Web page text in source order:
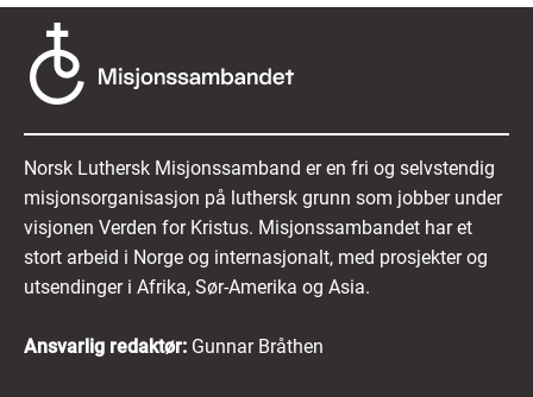
Norsk Luthersk Misjonssamband er en fri og selvstendig
misjonsorganisasjon på luthersk grunn som jobber under
visjonen Verden for Kristus. Misjonssambandet har et
stort arbeid i Norge og internasjonalt, med prosjekter og
utsendinger i Afrika, Sør-Amerika og Asia.
Ansvarlig redaktør: Gunnar Bråthen